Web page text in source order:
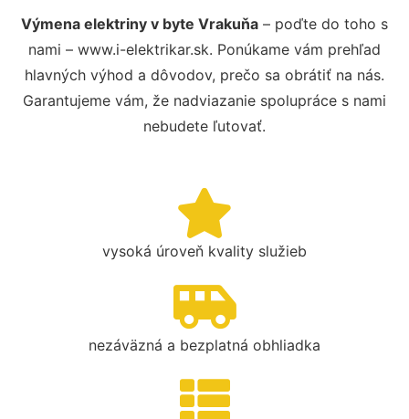
Výmena elektriny v byte Vrakuňa – poďte do toho s
nami – www.i-elektrikar.sk. Ponúkame vám prehľad
hlavných výhod a dôvodov, prečo sa obrátiť na nás.
Garantujeme vám, že nadviazanie spolupráce s nami
nebudete ľutovať.
vysoká úroveň kvality služieb
nezáväzná a bezplatná obhliadka